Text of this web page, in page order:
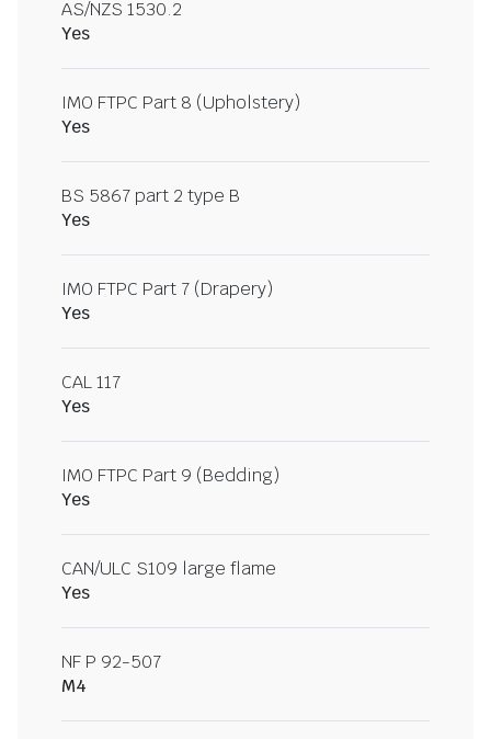
AS/NZS 1530.2
Yes
IMO FTPC Part 8 (Upholstery)
Yes
BS 5867 part 2 type B
Yes
IMO FTPC Part 7 (Drapery)
Yes
CAL 117
Yes
IMO FTPC Part 9 (Bedding)
Yes
CAN/ULC S109 large flame
Yes
NF P 92-507
M4